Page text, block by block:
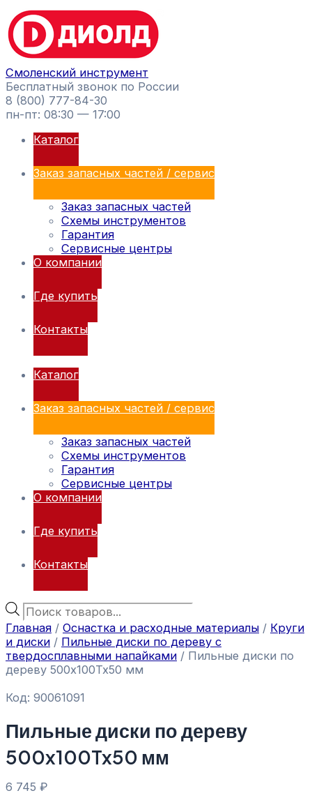
Перейти
к
содержимому
Смоленский инструмент
Бесплатный звонок по России
8 (800) 777-84-30
пн-пт: 08:30 — 17:00
Каталог
Заказ запасных частей / сервис
Заказ запасных частей
Схемы инструментов
Гарантия
Сервисные центры
О компании
Где купить
Контакты
Каталог
Заказ запасных частей / сервис
Заказ запасных частей
Схемы инструментов
Гарантия
Сервисные центры
О компании
Где купить
Контакты
Поиск
товаров
Главная / Оснастка и расходные материалы / Круги
и диски / Пильные диски по дереву с
твердосплавными напайками / Пильные диски по
дереву 500x100Tx50 мм
Код: 90061091
Пильные диски по дереву
500x100Tx50 мм
6 745 ₽